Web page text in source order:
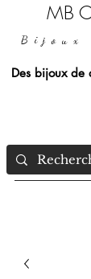
MB
Bijoux
Des bijoux de